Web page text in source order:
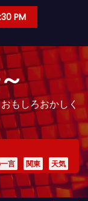
PM
もしろおかしく
言 関東 天気